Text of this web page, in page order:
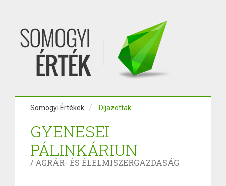
Somogyi Értékek Díjazottak
GYENESEI
PÁLINKÁRIUN
/ AGRÁR- ÉS ÉLELMISZERGAZDASÁG